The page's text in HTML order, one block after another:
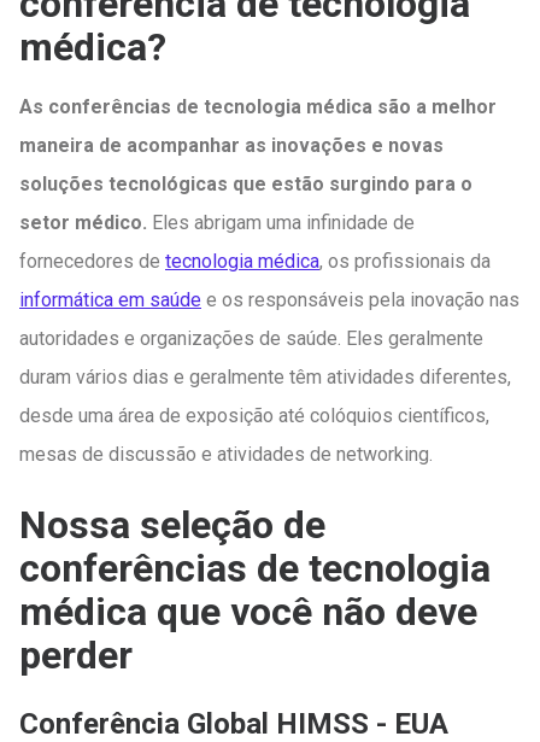
médica?
As conferências de tecnologia médica são a melhor
maneira de acompanhar as inovações e novas
soluções tecnológicas que estão surgindo para o
setor médico. Eles abrigam uma infinidade de
fornecedores de tecnologia médica, os profissionais da
informática em saúde e os responsáveis pela inovação nas
autoridades e organizações de saúde. Eles geralmente
duram vários dias e geralmente têm atividades diferentes,
desde uma área de exposição até colóquios científicos,
mesas de discussão e atividades de networking.
Nossa seleção de
conferências de tecnologia
médica que você não deve
perder
Conferência Global HIMSS - EUA